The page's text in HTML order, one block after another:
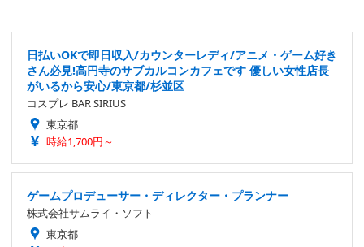
日払いOKで即日収入/カウンターレディ/アニメ・ゲーム好き
さん必見!高円寺のサブカルコンカフェです 優しい女性店長
がいるから安心/東京都/杉並区
コスプレ BAR SIRIUS
東京都
時給1,700円～
ゲームプロデューサー・ディレクター・プランナー
株式会社サムライ・ソフト
東京都